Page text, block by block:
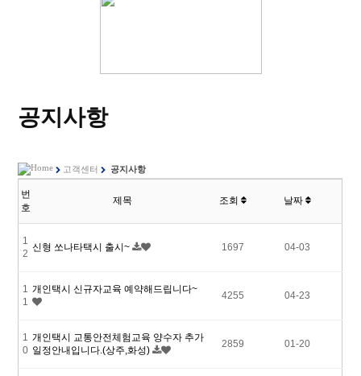
공지사항
고객센터 공지사항
번
호
제목 조회 날짜
1
2
신형 쏘나타택시 출시~ 1697 04-03
1
1
개인택시 신규자교육 예약해드립니다~
4255 04-23
1
0
개인택시 교통안전체험교육 양수자 추가
일정안내입니다.(상주,화성)
2859 01-20